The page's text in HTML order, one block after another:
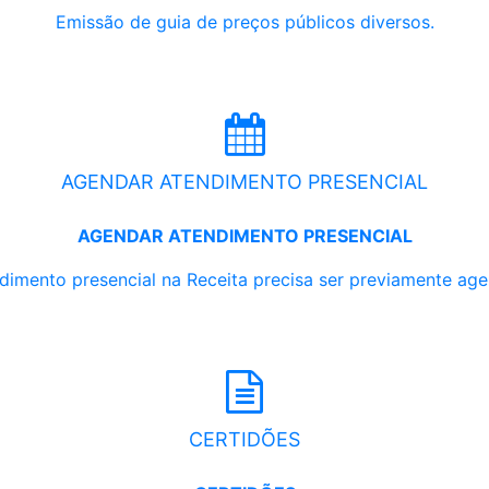
Emissão de guia de preços públicos diversos.
AGENDAR ATENDIMENTO PRESENCIAL
AGENDAR ATENDIMENTO PRESENCIAL
presencial na Receita precisa ser previamente
CERTIDÕES